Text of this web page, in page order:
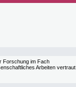
Forschung im Fach
Arbeiten vertraut